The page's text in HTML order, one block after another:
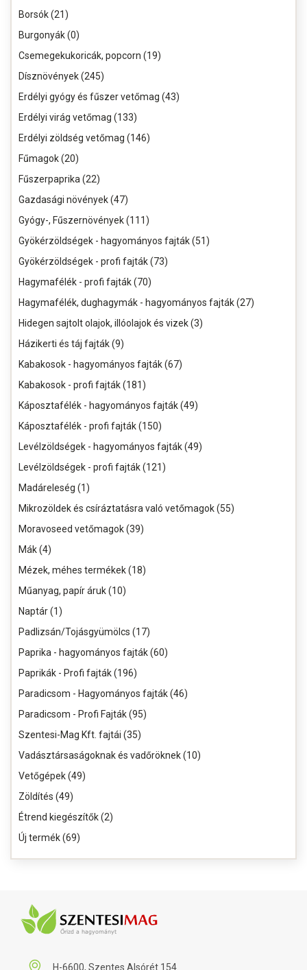
Borsók (21)
Burgonyák (0)
Csemegekukoricák, popcorn (19)
Dísznövények (245)
Erdélyi gyógy és fűszer vetőmag (43)
Erdélyi virág vetőmag (133)
Erdélyi zöldség vetőmag (146)
Fűmagok (20)
Fűszerpaprika (22)
Gazdasági növények (47)
Gyógy-, Fűszernövények (111)
Gyökérzöldségek - hagyományos fajták (51)
Gyökérzöldségek - profi fajták (73)
Hagymafélék - profi fajták (70)
Hagymafélék, dughagymák - hagyományos fajták (27)
Hidegen sajtolt olajok, illóolajok és vizek (3)
Házikerti és táj fajták (9)
Kabakosok - hagyományos fajták (67)
Kabakosok - profi fajták (181)
Káposztafélék - hagyományos fajták (49)
Káposztafélék - profi fajták (150)
Levélzöldségek - hagyományos fajták (49)
Levélzöldségek - profi fajták (121)
Madáreleség (1)
Mikrozöldek és csíráztatásra való vetőmagok (55)
Moravoseed vetőmagok (39)
Mák (4)
Mézek, méhes termékek (18)
Műanyag, papír áruk (10)
Naptár (1)
Padlizsán/Tojásgyümölcs (17)
Paprika - hagyományos fajták (60)
Paprikák - Profi fajták (196)
Paradicsom - Hagyományos fajták (46)
Paradicsom - Profi Fajták (95)
Szentesi-Mag Kft. fajtái (35)
Vadásztársaságoknak és vadőröknek (10)
Vetőgépek (49)
Zöldítés (49)
Étrend kiegészítők (2)
Új termék (69)
H-6600, Szentes Alsórét 154.